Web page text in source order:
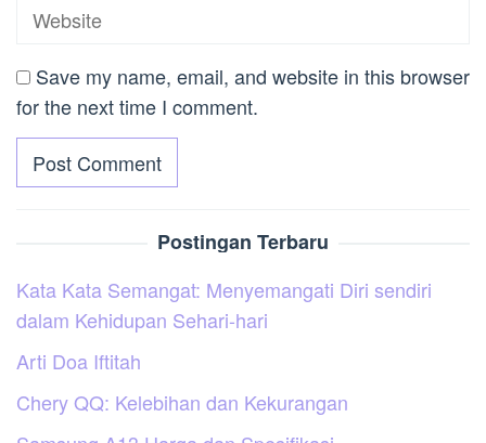
Save my name, email, and website in this browser
for the next time I comment.
Postingan Terbaru
Kata Kata Semangat: Menyemangati Diri sendiri
dalam Kehidupan Sehari-hari
Arti Doa Iftitah
Chery QQ: Kelebihan dan Kekurangan